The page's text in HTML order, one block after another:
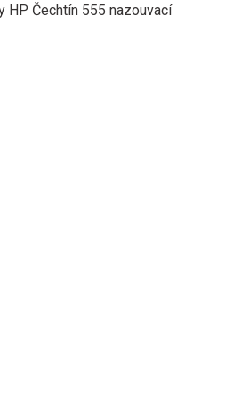
HP Čechtín 555 nazouvací